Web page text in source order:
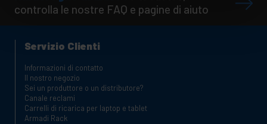
controlla le nostre FAQ e pagine di aiuto
Servizio Clienti
Informazioni di contatto
Il nostro negozio
Sei un produttore o un distributore?
Canale reclami
Carrelli di ricarica per laptop e tablet
Armadi Rack